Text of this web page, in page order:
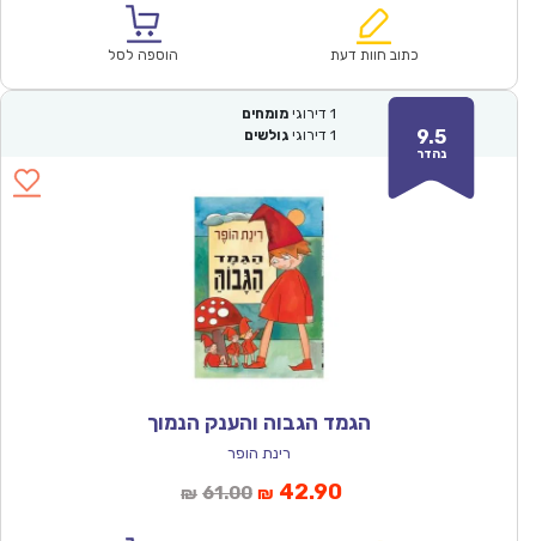
₪67.00.
הוא:
כתוב חוות דעת הוספה לסל
9.5
נהדר
1 דירוגי מומחים
1 דירוגי גולשים
הגמד הגבוה והענק הנמוך
רינת הופר
₪ 61.00המחיר
₪ 42.90המחיר